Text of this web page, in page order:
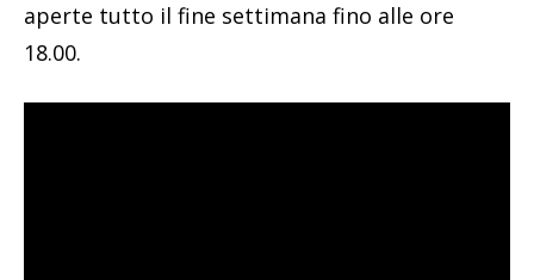
aperte tutto il fine settimana fino alle ore
18.00.